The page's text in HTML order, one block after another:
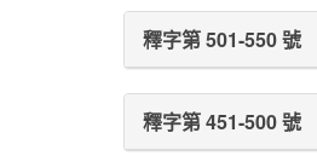
釋字第 501-550 號
釋字第 451-500 號